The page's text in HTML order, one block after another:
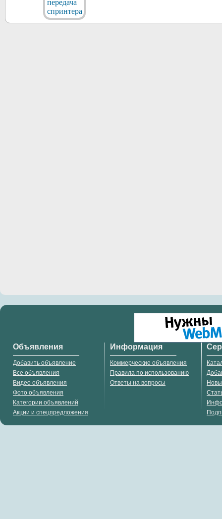
Объявления
Добавить объявление
Все объявления
Видео объявления
Фото объявления
Категории объявлений
Акции и спецпредложения
Информация
Коммерческие объявления
Правила по использованию
Ответы на вопросы